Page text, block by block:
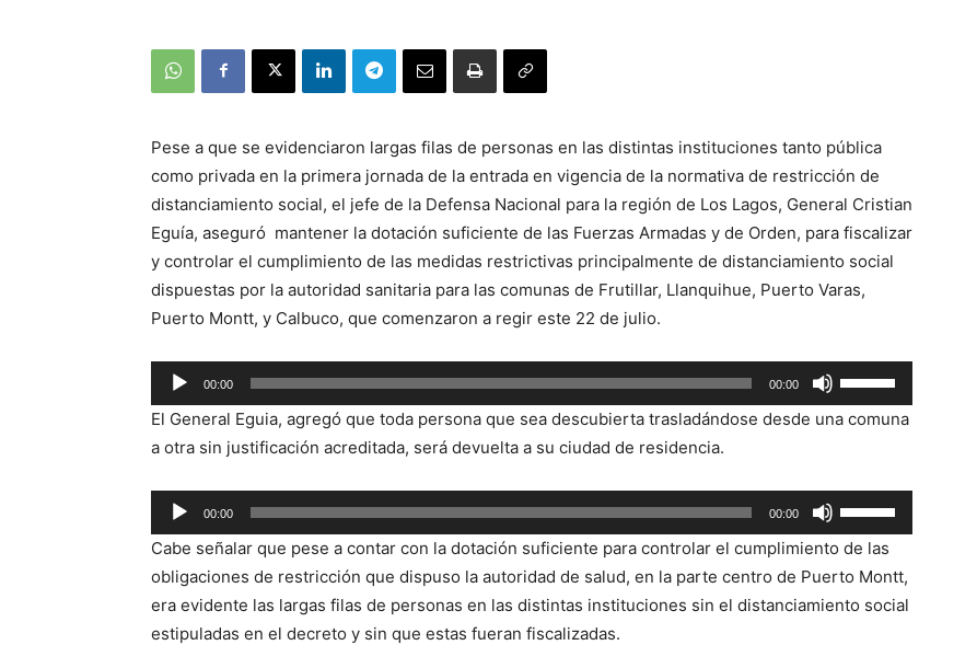
Pese a que se evidenciaron largas filas de personas en las distintas instituciones tanto pública
como privada en la primera jornada de la entrada en vigencia de la normativa de restricción de
distanciamiento social, el jefe de la Defensa Nacional para la región de Los Lagos, General Cristian
Eguía, aseguró mantener la dotación suficiente de las Fuerzas Armadas y de Orden, para fiscalizar
y controlar el cumplimiento de las medidas restrictivas principalmente de distanciamiento social
dispuestas por la autoridad sanitaria para las comunas de Frutillar, Llanquihue, Puerto Varas,
Puerto Montt, y Calbuco, que comenzaron a regir este 22 de julio.
Reproductor
de
audio
00:00 00:00
las
teclas
flecha
arriba/abajo
para
aumentar
o
El General Eguia, agregó que toda persona que sea descubierta trasladándose desde una comuna
a otra sin justificación acreditada, será devuelta a su ciudad de residencia.
Reproductor
de
audio
00:00 00:00
las
teclas
de
flecha
Cabe señalar que pese a contar con la dotación suficiente para controlar el cumplimiento de las
obligaciones de restricción que dispuso la autoridad de salud, en la parte centro de Puerto Montt,
era evidente las largas filas de personas en las distintas instituciones sin el distanciamiento social
estipuladas en el decreto y sin que estas fueran fiscalizadas.